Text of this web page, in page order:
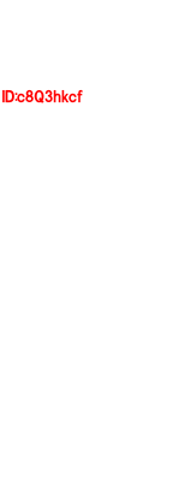
ID:c8Q3hkcf